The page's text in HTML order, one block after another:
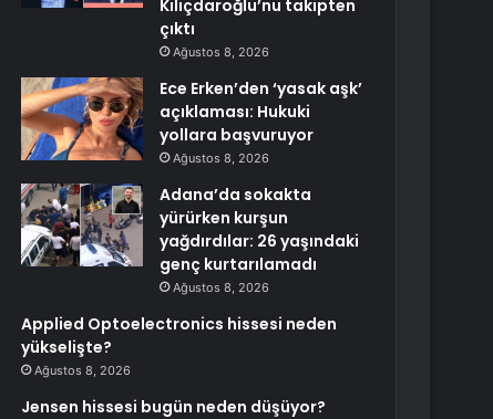
Kılıçdaroğlu’nu takipten
çıktı
Ağustos 8, 2026
Ece Erken’den ‘yasak aşk’
açıklaması: Hukuki
yollara başvuruyor
Ağustos 8, 2026
Adana’da sokakta
yürürken kurşun
yağdırdılar: 26 yaşındaki
genç kurtarılamadı
Ağustos 8, 2026
Applied Optoelectronics hissesi neden
yükselişte?
Ağustos 8, 2026
Jensen hissesi bugün neden düşüyor?